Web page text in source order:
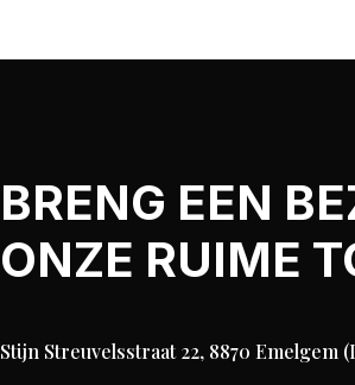
BRENG EEN
ONZE RUIME
Stijn Streuvelsstraat 22, 8870 Emelgem